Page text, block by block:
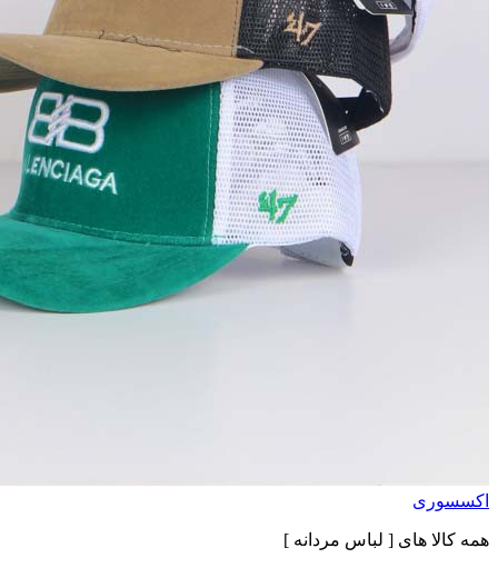
اکسسوری
همه کالا های [ لباس مردانه ]